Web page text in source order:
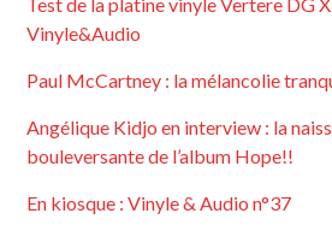
Vinyle&Audio
Paul McCartney : la mélancolie
Angélique Kidjo en interview : la
bouleversante de l’album Hope!!
En kiosque : Vinyle & Audio n°37